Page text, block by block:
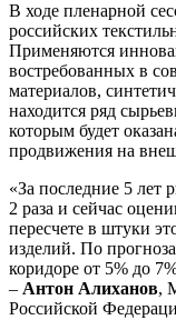
В ходе пленарной
российских
Применяются
востребованных в
материалов,
находится ряд
которым будет
продвижения на
«За последние 5 лет
2 раза и сейчас
пересчете в штуки
изделий. По
коридоре от 5% до
– Антон Алиханов,
Российской